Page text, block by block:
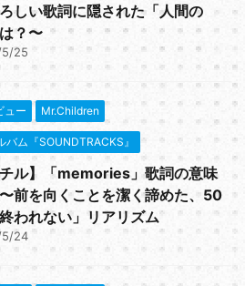
しい歌詞に隠された「人間の
？〜
25
ュー Mr.Children
バム『SOUNDTRACKS』
チル】「memories」歌詞の意味
前を向くことを潔く諦めた、50
われない」リアリズム
24